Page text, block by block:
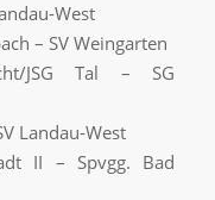
West
– SV Weingarten
JSG Tal – SG
Landau-West
II – Spvgg. Bad